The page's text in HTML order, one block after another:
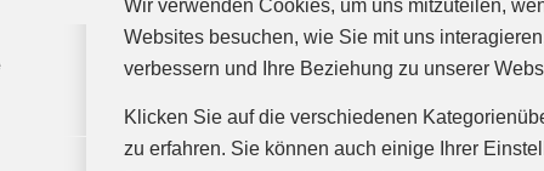
Wir verwenden Cookies, um uns mitzuteilen,
Websites besuchen, wie Sie mit uns
verbessern und Ihre Beziehung zu unserer
Klicken Sie auf die verschiedenen
zu erfahren. Sie können auch einige Ihrer
und Mainbernheim befindet sich im Mittelfeld
Spieltag daheim nur knapp vom
befindet sich mit Melanie Meyer auch die derzeit
mit im Schnitt über 11 Treffern pro Spiel. Eine
man im weinroten Lager natürlich verhindern und